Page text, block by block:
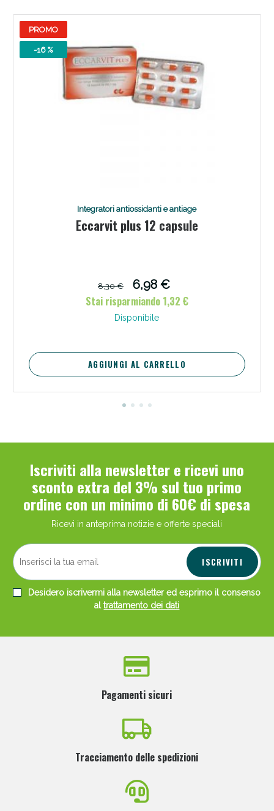
PROMO
-16 %
Integratori antiossidanti e antiage
Eccarvit plus 12 capsule
8,30 €
6,98 €
Stai risparmiando 1,32 €
Disponibile
AGGIUNGI AL CARRELLO
Iscriviti alla newsletter e ricevi uno
sconto extra del 3% sul tuo primo
ordine con un minimo di 60€ di spesa
Ricevi in anteprima notizie e offerte speciali
ISCRIVITI
Desidero iscrivermi alla newsletter ed esprimo il consenso
altrattamento dei dati
Pagamenti sicuri
Tracciamento delle spedizioni
Scopri le offerte di Oggi